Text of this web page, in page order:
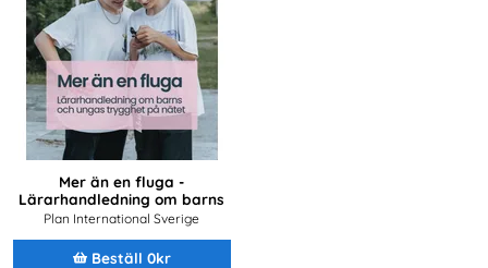
Mer än en fluga -
Lärarhandledning om barns
och ungas trygghet på nätet
Plan International Sverige
Beställ 0kr